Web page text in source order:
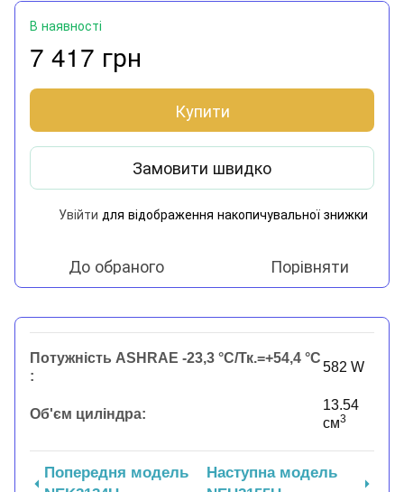
В наявності
7 417 грн
Купити
Замовити швидко
Увійти для відображення накопичувальної знижки
До обраного Порівняти
Потужність ASHRAE -23,3 °C/Тк.=+54,4 °C
:
582 W
Об'єм циліндра:
13.54
см3
Попередня модель
Наступна модель